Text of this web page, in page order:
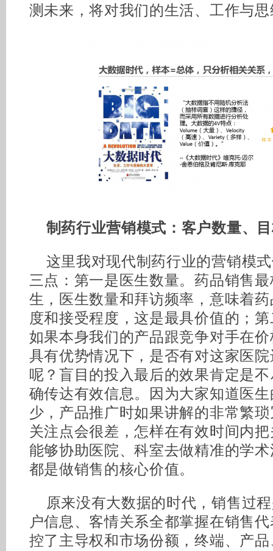
测未来，将对我们的生活、工作与
制药行业营销模式：客户数量、
这里我对现代制药行业的营销模
三点：第一是医生数量。药品销售
生，医生数量和拜访频率，意味着
度和接受程度，这是最具价值的；
如果本身我们的产品跟竞争对手在
具有优势情况下，是否有对这家医
呢？盲目的投入最后的效果肯定是
确传达有效信息。因为大家知道医
少，产品推广时如果讲解的非常繁
关注点会很差，怎样在有效时间内
能够协助医院、科室去做精准的学
都是做销售的核心价值。
原来没有大数据的时代，销售过
户信息、客情关系全都掌握在销售
控了主导权和市场份额，终端、产